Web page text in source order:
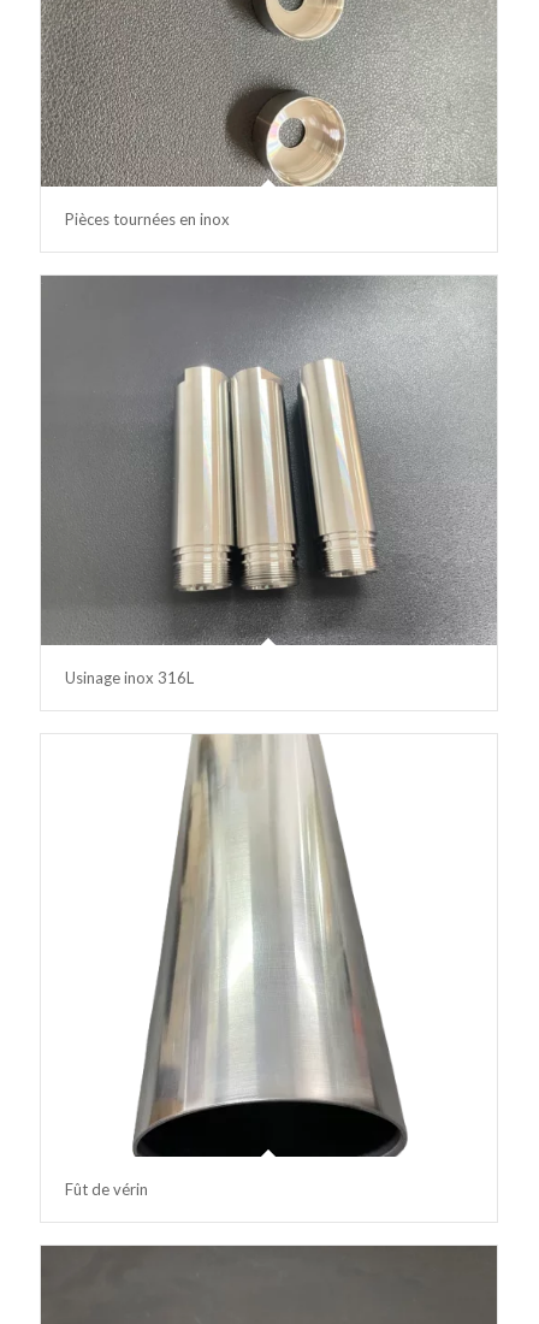
Pièces tournées en inox
Usinage inox 316L
Fût de vérin